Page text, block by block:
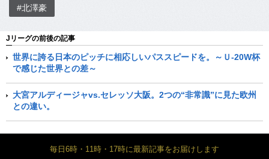
#北澤豪
Jリーグの前後の記事
世界に誇る日本のピッチに相応しいパススピードを。～Ｕ-20W杯
で感じた世界との差～
大宮アルディージャvs.セレッソ大阪。2つの“非常識”に見た欧州
との違い。
毎日6時・11時・17時に最新記事をお届けします